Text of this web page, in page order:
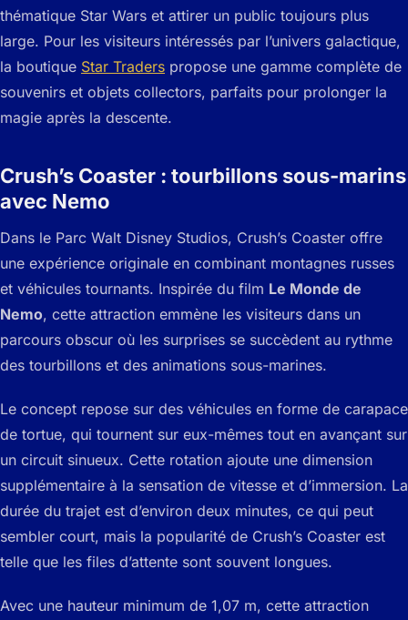
thématique Star Wars et attirer un public toujours plus
large. Pour les visiteurs intéressés par l’univers galactique,
la boutique Star Traders propose une gamme complète de
souvenirs et objets collectors, parfaits pour prolonger la
magie après la descente.
Crush’s Coaster : tourbillons sous-marins
avec Nemo
Dans le Parc Walt Disney Studios, Crush’s Coaster offre
une expérience originale en combinant montagnes russes
et véhicules tournants. Inspirée du film Le Monde de
Nemo, cette attraction emmène les visiteurs dans un
parcours obscur où les surprises se succèdent au rythme
des tourbillons et des animations sous-marines.
Le concept repose sur des véhicules en forme de carapace
de tortue, qui tournent sur eux-mêmes tout en avançant sur
un circuit sinueux. Cette rotation ajoute une dimension
supplémentaire à la sensation de vitesse et d’immersion. La
durée du trajet est d’environ deux minutes, ce qui peut
sembler court, mais la popularité de Crush’s Coaster est
telle que les files d’attente sont souvent longues.
Avec une hauteur minimum de 1,07 m, cette attraction